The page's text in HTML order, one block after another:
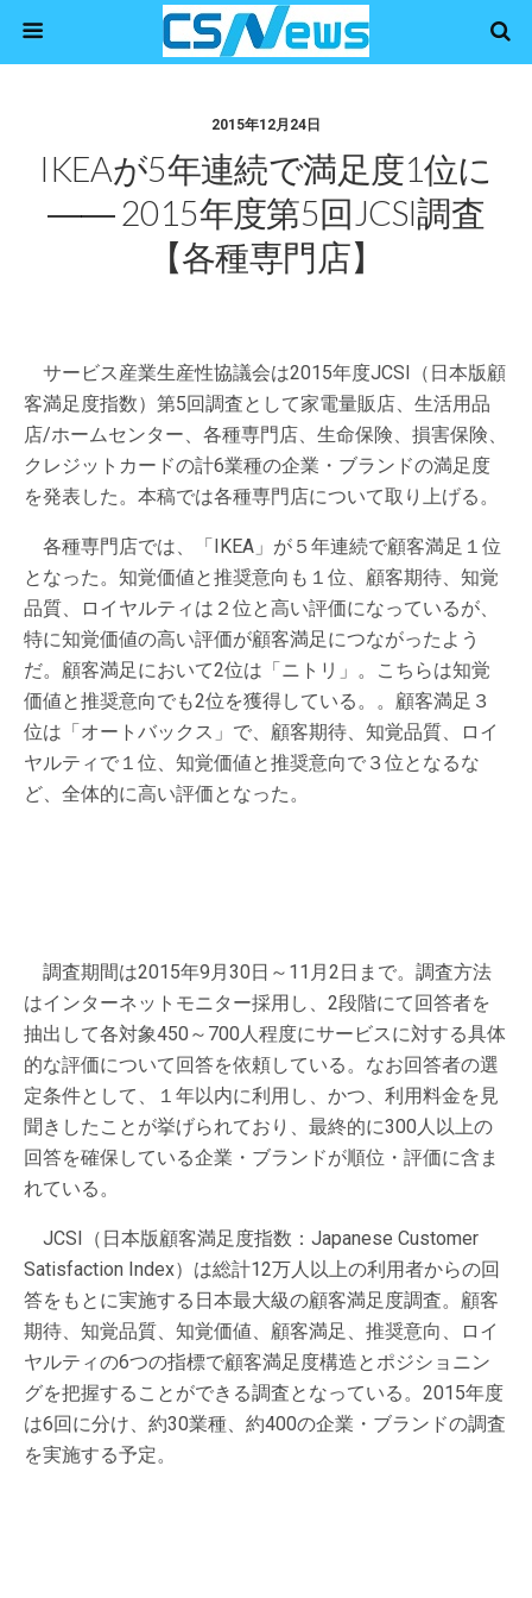
2015年12月24日
IKEAが5年連続で満足度1位に
―― 2015年度第5回JCSI調査
【各種専門店】
サービス産業生産性協議会は2015年度JCSI（日本版顧
客満足度指数）第5回調査として家電量販店、生活用品
店/ホームセンター、各種専門店、生命保険、損害保険、
クレジットカードの計6業種の企業・ブランドの満足度
を発表した。本稿では各種専門店について取り上げる。
各種専門店では、「IKEA」が５年連続で顧客満足１位
となった。知覚価値と推奨意向も１位、顧客期待、知覚
品質、ロイヤルティは２位と高い評価になっているが、
特に知覚価値の高い評価が顧客満足につながったよう
だ。顧客満足において2位は「ニトリ」。こちらは知覚
価値と推奨意向でも2位を獲得している。。顧客満足３
位は「オートバックス」で、顧客期待、知覚品質、ロイ
ヤルティで１位、知覚価値と推奨意向で３位となるな
ど、全体的に高い評価となった。
調査期間は2015年9月30日～11月2日まで。調査方法
はインターネットモニター採用し、2段階にて回答者を
抽出して各対象450～700人程度にサービスに対する具体
的な評価について回答を依頼している。なお回答者の選
定条件として、１年以内に利用し、かつ、利用料金を見
聞きしたことが挙げられており、最終的に300人以上の
回答を確保している企業・ブランドが順位・評価に含ま
れている。
JCSI（日本版顧客満足度指数：Japanese Customer
Satisfaction Index）は総計12万人以上の利用者からの回
答をもとに実施する日本最大級の顧客満足度調査。顧客
期待、知覚品質、知覚価値、顧客満足、推奨意向、ロイ
ヤルティの6つの指標で顧客満足度構造とポジショニン
グを把握することができる調査となっている。2015年度
は6回に分け、約30業種、約400の企業・ブランドの調査
を実施する予定。